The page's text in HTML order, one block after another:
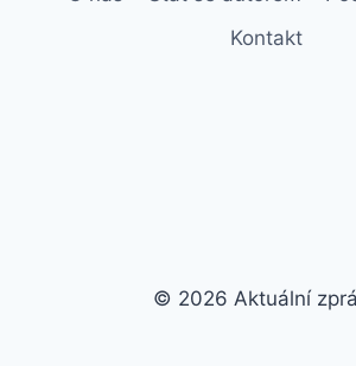
Kontakt
© 2026 Aktuální